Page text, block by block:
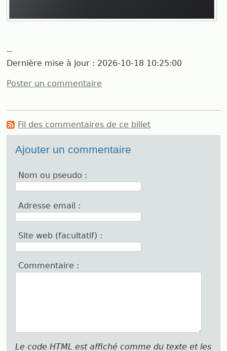
--
Dernière mise à jour : 2026-10-18 10:25:00
Poster un commentaire
Fil des commentaires de ce billet
Ajouter un commentaire
Nom ou pseudo :
Adresse email :
Site web (facultatif) :
Commentaire :
Le code HTML est affiché comme du texte et les